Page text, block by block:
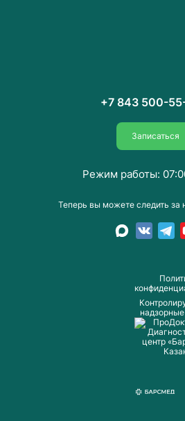
+7 843 500-
Записаться
Теперь вы можете следить за
Режим работы: